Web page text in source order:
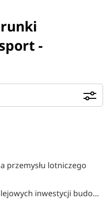
-
przemysłu lotniczego
Bezpieczeństwo realizacji kolejowych inwestycji budowlanych